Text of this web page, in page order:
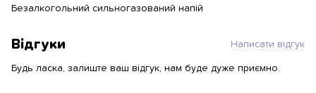
Безалкогольний сильногазований напій
Відгуки Написати відгук
Будь ласка, залиште ваш відгук, нам буде дуже приємно.